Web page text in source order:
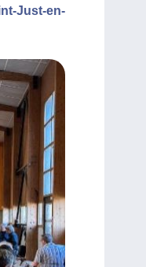
Just-en-